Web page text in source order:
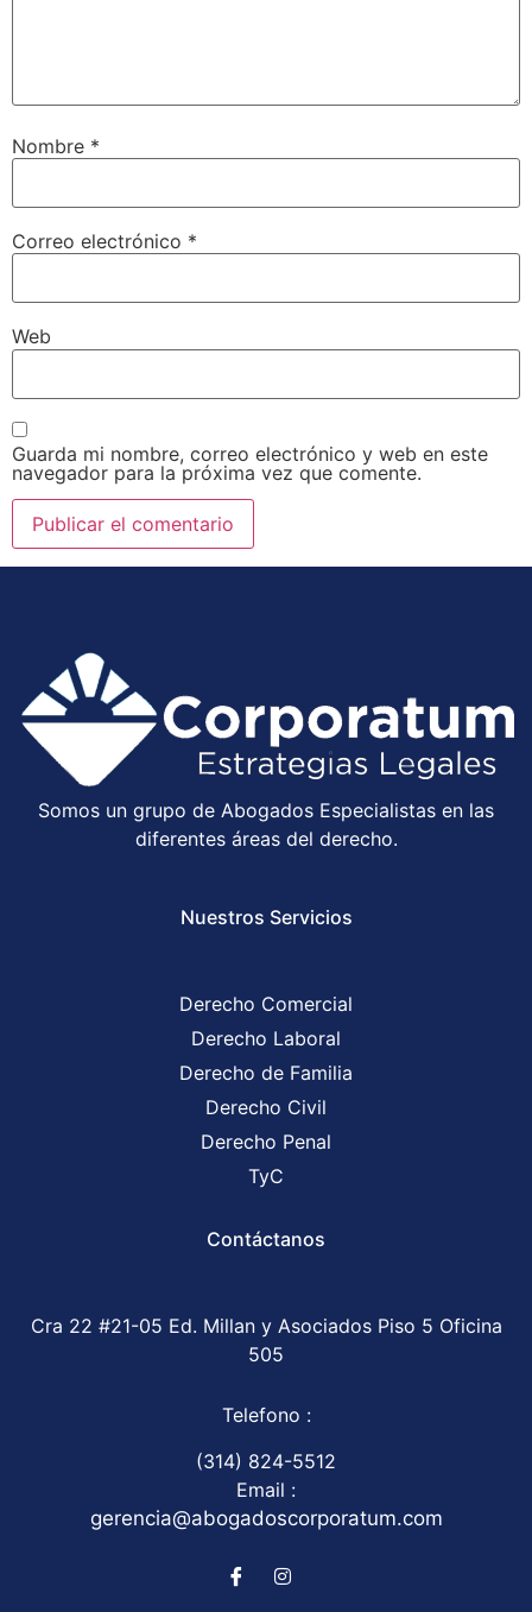
Nombre *
Correo electrónico *
Web
Guarda mi nombre, correo electrónico y web en este
navegador para la próxima vez que comente.
Somos un grupo de Abogados Especialistas en las
diferentes áreas del derecho.
Nuestros Servicios
Derecho Comercial
Derecho Laboral
Derecho de Familia
Derecho Civil
Derecho Penal
TyC
Contáctanos
Cra 22 #21-05 Ed. Millan y Asociados Piso 5 Oficina
505
Telefono :
(314) 824-5512
Email :
gerencia@abogadoscorporatum.com